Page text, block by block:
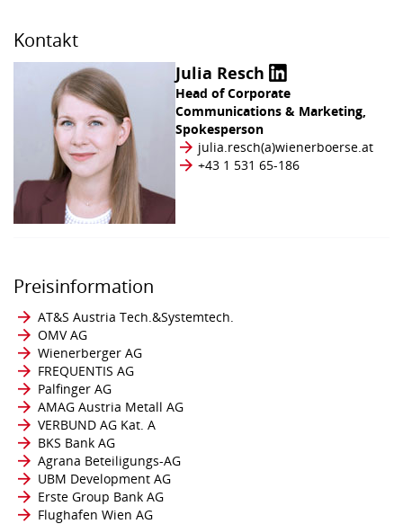
Kontakt
Julia Resch
Head of Corporate
Communications & Marketing,
Spokesperson
julia.resch​(a)​​wienerboerse.at
+43 1 531 65-186
Preisinformation
AT&S Austria Tech.&Systemtech.
OMV AG
Wienerberger AG
FREQUENTIS AG
Palfinger AG
AMAG Austria Metall AG
VERBUND AG Kat. A
BKS Bank AG
Agrana Beteiligungs-AG
UBM Development AG
Erste Group Bank AG
Flughafen Wien AG